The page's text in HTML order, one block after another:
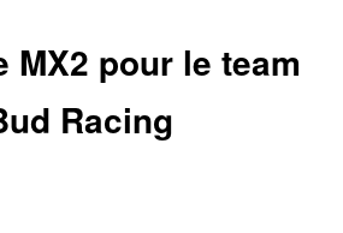
MX2 pour le team
Racing